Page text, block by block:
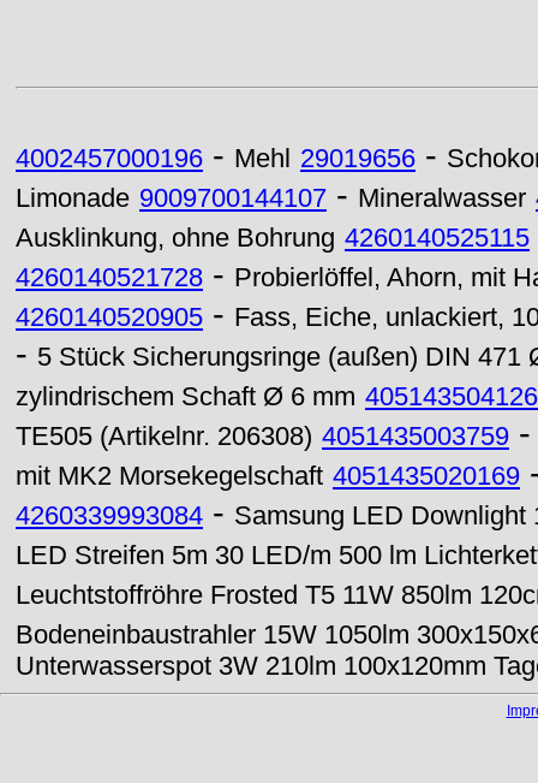
4002457000196 - Mehl 29019656 -
Limonade 9009700144107 - Mineralwasser
Ausklinkung, ohne Bohrung 4260140525115
4260140521728 - Probierlöffel, Ahorn, mit
4260140520905 - Fass, Eiche, unlackiert,
- 5 Stück Sicherungsringe (außen) DIN 471
zylindrischem Schaft Ø 6 mm
TE505 (Artikelnr. 206308) 4051435003759
mit MK2 Morsekegelschaft 4051435020169
4260339993084 - Samsung LED
LED Streifen 5m 30 LED/m 500 lm
Leuchtstoffröhre Frosted T5 11W 850lm
Bodeneinbaustrahler 15W 1050lm
Unterwasserspot 3W 210lm 100x120mm